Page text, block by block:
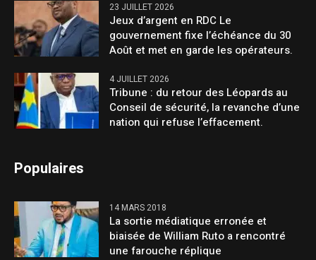
23 JUILLET 2026
Jeux d’argent en RDC Le
gouvernement fixe l’échéance du 30
Août et met en garde les opérateurs.
4 JUILLET 2026
Tribune : du retour des Léopards au
Conseil de sécurité, la revanche d’une
nation qui refuse l’effacement.
Populaires
14 MARS 2018
La sortie médiatique erronée et
biaisée de William Ruto a rencontré
une farouche réplique